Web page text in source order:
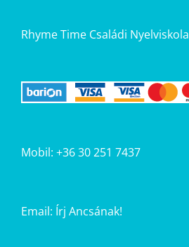
Rhyme Time Családi Nyelviskola
Mobil: +36 30 251 7437
Email: Írj Ancsának!